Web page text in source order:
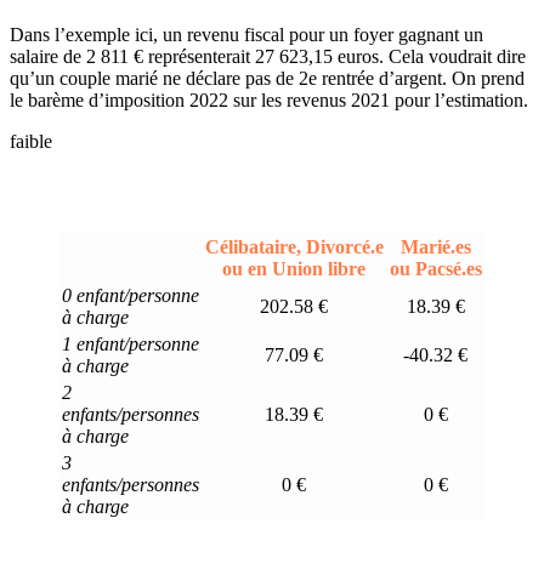
Dans l’exemple ici, un revenu fiscal pour un foyer gagnant un
salaire de 2 811 € représenterait 27 623,15 euros. Cela voudrait dire
qu’un couple marié ne déclare pas de 2e rentrée d’argent. On prend
le barème d’imposition 2022 sur les revenus 2021 pour l’estimation.
faible
Célibataire, Divorcé.e
ou en Union libre
Marié.es
ou Pacsé.es
0 enfant/personne
à charge
202.58 €
18.39 €
1 enfant/personne
à charge
77.09 €
-40.32 €
2
enfants/personnes
à charge
18.39 € 0 €
3
enfants/personnes
à charge
0 € 0 €